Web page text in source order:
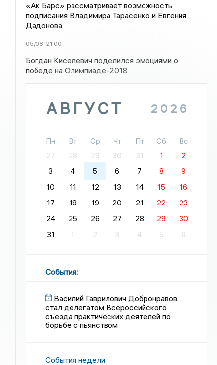
«Ак Барс» рассматривает возможность
подписания Владимира Тарасенко и Евгения
Дадонова
05/08 21:00
Богдан Киселевич поделился эмоциями о
победе на Олимпиаде-2018
АВГУСТ 2026
Пн Вт Ср Чт Пт Сб
Вс
27
28 29 30 31 1
2
3
4 5 6 7 8
9
10
11 12 13 14 15
16
17
18 19 20 21 22
23
24
25 26 27 28 29
30
31
1 2 3 4 5 6
События:
Василий Гаврилович Добронравов
стал делегатом Всероссийского
съезда практических деятелей по
борьбе с пьянством
События недели